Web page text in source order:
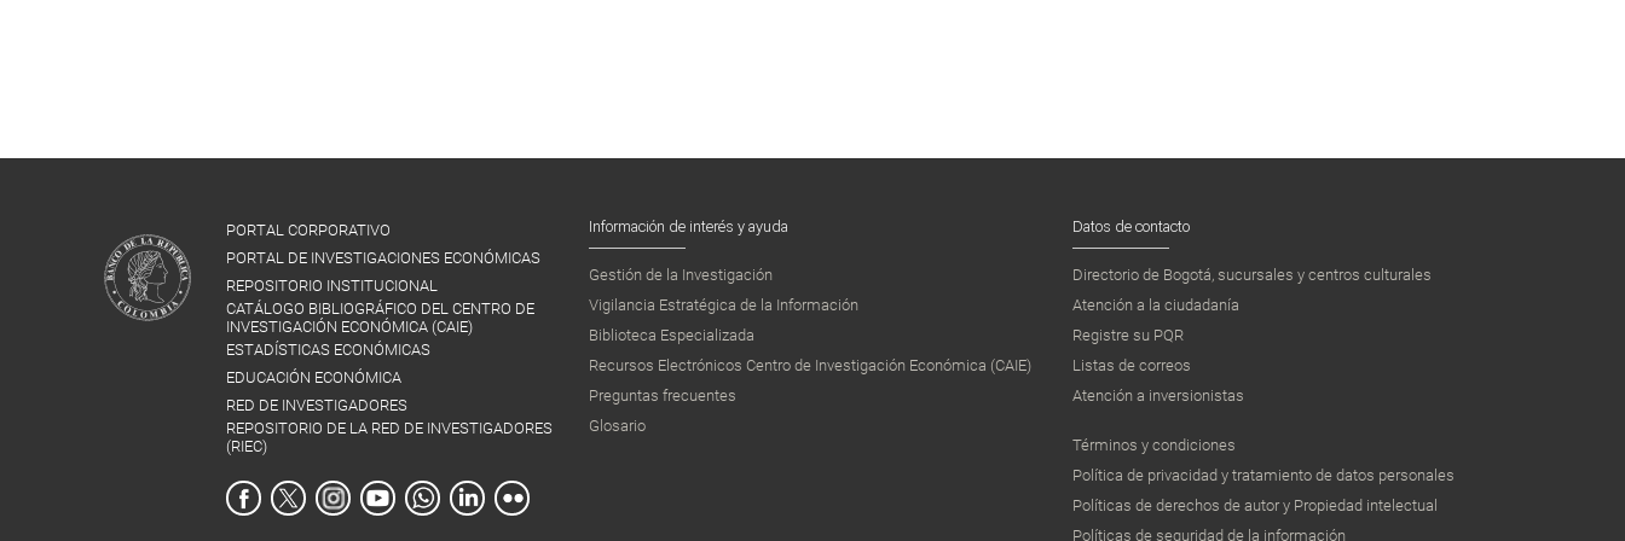
PORTAL CORPORATIVO
PORTAL DE INVESTIGACIONES ECONÓMICAS
REPOSITORIO INSTITUCIONAL
CATÁLOGO BIBLIOGRÁFICO DEL CENTRO DE
INVESTIGACIÓN ECONÓMICA (CAIE)
ESTADÍSTICAS ECONÓMICAS
EDUCACIÓN ECONÓMICA
RED DE INVESTIGADORES
REPOSITORIO DE LA RED DE INVESTIGADORES
(RIEC)
Información de interés y ayuda
Gestión de la Investigación
Vigilancia Estratégica de la Información
Biblioteca Especializada
Recursos Electrónicos Centro de Investigación Económica (CAIE)
Preguntas frecuentes
Glosario
Datos de contacto
Directorio de Bogotá, sucursales y centros culturales
Atención a la ciudadanía
Registre su PQR
Listas de correos
Atención a inversionistas
Términos y condiciones
Política de privacidad y tratamiento de datos personales
Políticas de derechos de autor y Propiedad intelectual
Políticas de seguridad de la información